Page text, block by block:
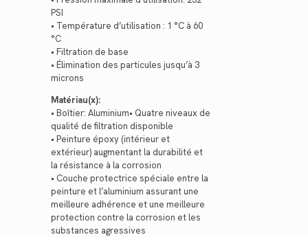
PSI
• Température d’utilisation : 1 °C à 60
°C
• Filtration de base
• Élimination des particules jusqu’à 3
microns
Matériau(x):
• Boîtier: Aluminium• Quatre niveaux de
qualité de filtration disponible
• Peinture époxy (intérieur et
extérieur) augmentant la durabilité et
la résistance à la corrosion
• Couche protectrice spéciale entre la
peinture et l’aluminium assurant une
meilleure adhérence et une meilleure
protection contre la corrosion et les
substances agressives